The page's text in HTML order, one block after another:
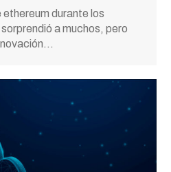
ethereum durante los
a muchos, pero